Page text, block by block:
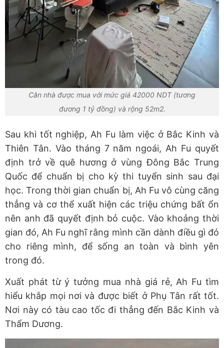
Căn nhà được mua với mức giá 42000 NDT (tương
đương 1 tỷ đồng) và rộng 52m2.
Sau khi tốt nghiệp, Ah Fu làm việc ở Bắc Kinh và
Thiên Tân. Vào tháng 7 năm ngoái, Ah Fu quyết
định trở về quê hương ở vùng Đông Bắc Trung
Quốc để chuẩn bị cho kỳ thi tuyển sinh sau đại
học. Trong thời gian chuẩn bị, Ah Fu vô cùng căng
thẳng và cơ thể xuất hiện các triệu chứng bất ổn
nên anh đã quyết định bỏ cuộc. Vào khoảng thời
gian đó, Ah Fu nghĩ rằng mình cần dành điều gì đó
cho riêng mình, để sống an toàn và bình yên
trong đó.
Xuất phát từ ý tưởng mua nhà giá rẻ, Ah Fu tìm
hiểu khắp mọi nơi và được biết ở Phụ Tân rất tốt.
Nơi này có tàu cao tốc đi thẳng đến Bắc Kinh và
Thẩm Dương.